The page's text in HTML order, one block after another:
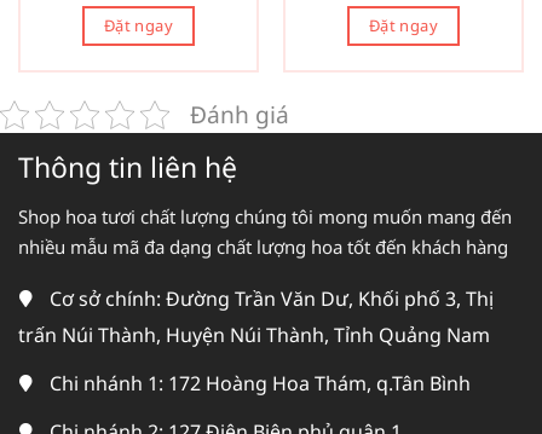
Đặt ngay Đặt ngay
Đánh giá
Thông tin liên hệ
Shop hoa tươi chất lượng chúng tôi mong muốn mang đến
nhiều mẫu mã đa dạng chất lượng hoa tốt đến khách hàng
Cơ sở chính: Đường Trần Văn Dư, Khối phố 3, Thị
trấn Núi Thành, Huyện Núi Thành, Tỉnh Quảng Nam
Chi nhánh 1: 172 Hoàng Hoa Thám, q.Tân Bình